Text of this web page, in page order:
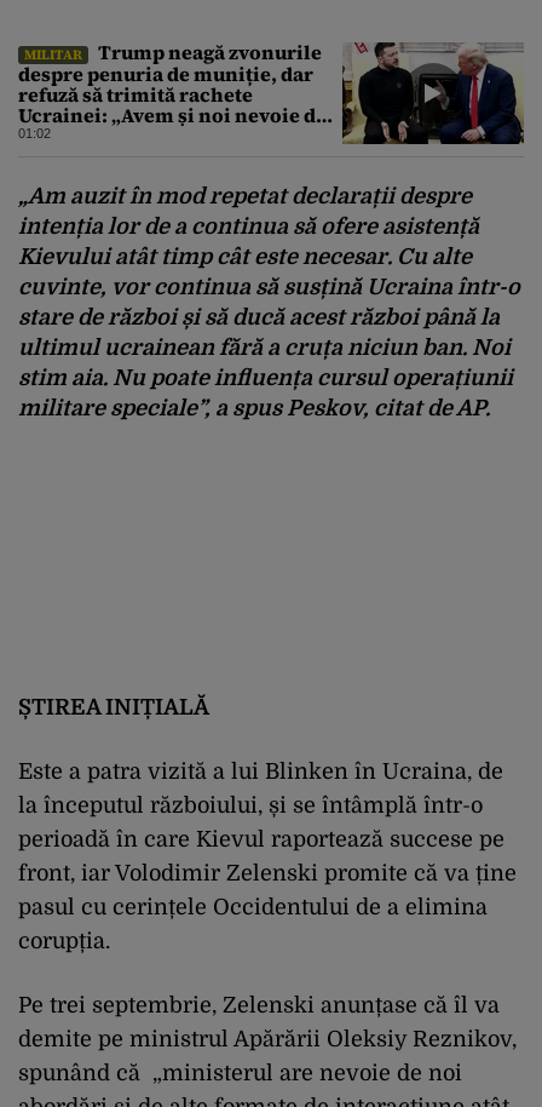
MILITAR
Trump neagă zvonurile
despre penuria de muniție, dar
refuză să trimită rachete
Ucrainei: „Avem și noi nevoie de
rachete”
01:02
„Am auzit în mod repetat declarații despre
intenția lor de a continua să ofere asistență
Kievului atât timp cât este necesar. Cu alte
cuvinte, vor continua să susțină Ucraina într-o
stare de război și să ducă acest război până la
ultimul ucrainean fără a cruța niciun ban. Noi
stim aia. Nu poate influența cursul operațiunii
militare speciale”, a spus Peskov, citat de AP.
ȘTIREA INIȚIALĂ
Este a patra vizită a lui Blinken în Ucraina, de
la începutul războiului, și se întâmplă într-o
perioadă în care Kievul raportează succese pe
front, iar Volodimir Zelenski promite că va ține
pasul cu cerințele Occidentului de a elimina
corupția.
Pe trei septembrie, Zelenski anunțase că îl va
demite pe ministrul Apărării Oleksiy Reznikov,
spunând că „ministerul are nevoie de noi